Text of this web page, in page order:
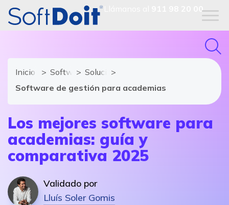
911 98 20 00
Inicio Software para Centros Educativos
Soluciones y módulos de Software
Software de gestión para academias
Los mejores software para
academias: guía y
comparativa 2025
Validado por
Lluís Soler Gomis